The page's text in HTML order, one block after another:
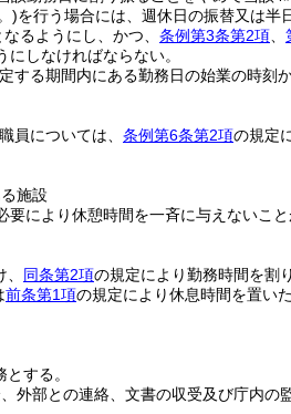
)を行う場合には、週休日の振替又は半
るようにし、かつ、 条例第3条第2項
しなければならない。
する期間内にある勤務日の始業の時刻
員については、 条例第6条第2項の規定
施設
により休憩時間を一斉に与えないこ
同条第2項の規定により勤務時間を割
前条第1項の規定により休息時間を置い
する。
外部との連絡、文書の収受及び庁内の